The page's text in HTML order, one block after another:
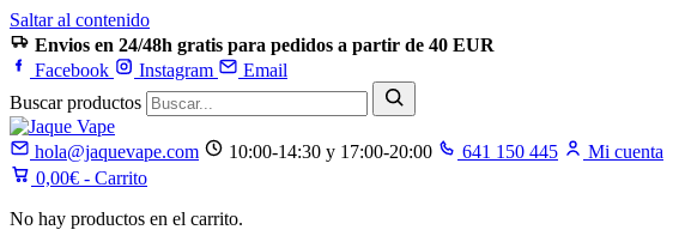
Saltar al contenido
Envios en 24/48h gratis para pedidos a partir de 40 EUR
Facebook
Instagram
Email
Buscar productos
hola@jaquevape.com 10:00-14:30 y 17:00-20:00 641 150 445
Mi cuenta
0,00€ - Carrito
No hay productos en el carrito.